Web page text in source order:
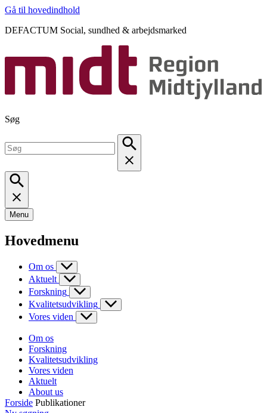
Gå til hovedindhold
DEFACTUM Social, sundhed & arbejdsmarked
Søg
Menu
Hovedmenu
Om os
Aktuelt
Forskning
Kvalitetsudvikling
Vores viden
Om os
Forskning
Kvalitetsudvikling
Vores viden
Aktuelt
About us
Forside Publikationer